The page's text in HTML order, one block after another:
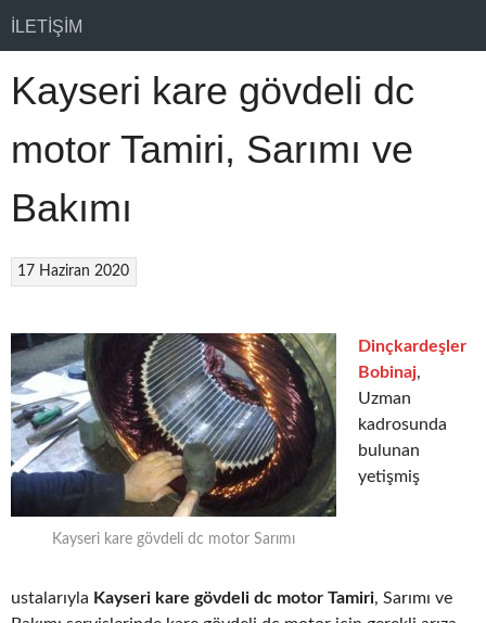
İLETIŞIM
Kayseri kare gövdeli dc
motor Tamiri, Sarımı ve
Bakımı
17 Haziran 2020
Kayseri kare gövdeli dc motor Sarımı
Dinçkardeşler
Bobinaj,
Uzman
kadrosunda
bulunan
yetişmiş
ustalarıyla Kayseri kare gövdeli dc motor Tamiri, Sarımı ve